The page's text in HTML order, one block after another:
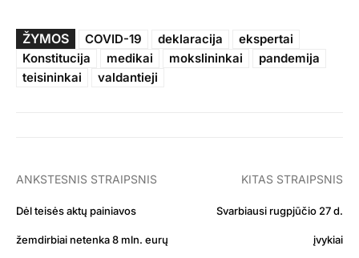
ŽYMOS COVID-19 deklaracija
ekspertai
Konstitucija
medikai mokslininkai
pandemija
teisininkai
valdantieji
ANKSTESNIS STRAIPSNIS
Dėl teisės aktų painiavos
žemdirbiai netenka 8 mln. eurų
KITAS STRAIPSNIS
Svarbiausi rugpjūčio 27 d.
įvykiai